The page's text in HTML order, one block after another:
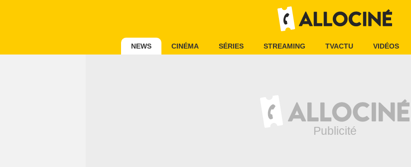
NEWS CINÉMA SÉRIES STREAMING TVACTU VIDÉOS